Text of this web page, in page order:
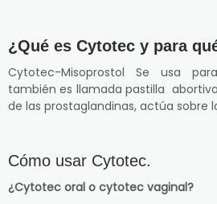
¿Qué es Cytotec y para
Cytotec-Misoprostol Se usa
también es llamada pastilla
de las prostaglandinas, actúa sobre
Cómo usar Cytotec.
¿Cytotec oral o cytotec vaginal?